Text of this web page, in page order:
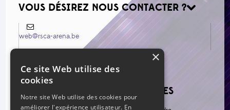
VOUS DÉSIREZ NOUS CONTACTER ?
web@rsca-arena.be
VOIR LES NOUVEAUX MESSAGES
×
Ce site Web utilise des
cookies
Notre site Web utilise des cookies pour
améliorer l'expérience utilisateur. En